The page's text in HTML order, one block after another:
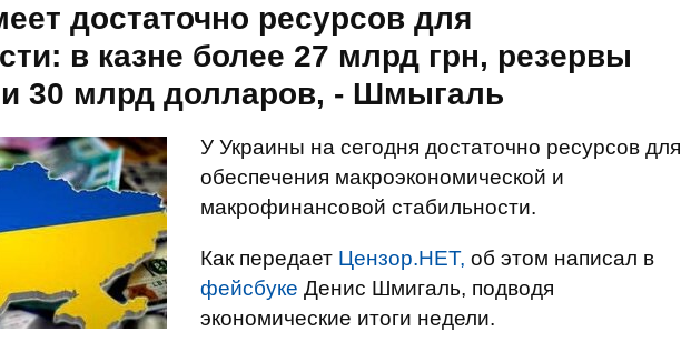
достаточно ресурсов для
в казне более 27 млрд грн, резервы
30 млрд долларов, - Шмыгаль
У Украины на сегодня достаточно ресурсов для
обеспечения макроэкономической и
макрофинансовой стабильности.
Как передает Цензор.НЕТ, об этом написал в
фейсбуке Денис Шмигаль, подводя
экономические итоги недели.